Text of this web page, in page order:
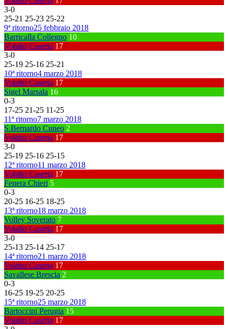
3-0
25-21 25-23 25-22
9ª ritorno25 febbraio 2018
Barricalla Collegno 10
Volalto Caserta 17
3-0
25-19 25-16 25-21
10ª ritorno4 marzo 2018
Volalto Caserta 17
Sigel Marsala 16
0-3
17-25 21-25 11-25
11ª ritorno7 marzo 2018
S.Bernardo Cuneo 2
Volalto Caserta 17
3-0
25-19 25-16 25-15
12ª ritorno11 marzo 2018
Volalto Caserta 17
Fenera Chieri 5
0-3
20-25 16-25 18-25
13ª ritorno18 marzo 2018
Volley Soverato 7
Volalto Caserta 17
3-0
25-13 25-14 25-17
14ª ritorno21 marzo 2018
Volalto Caserta 17
Savallese Brescia 2
0-3
16-25 19-25 20-25
15ª ritorno25 marzo 2018
Bartoccini Perugia 15
Volalto Caserta 17